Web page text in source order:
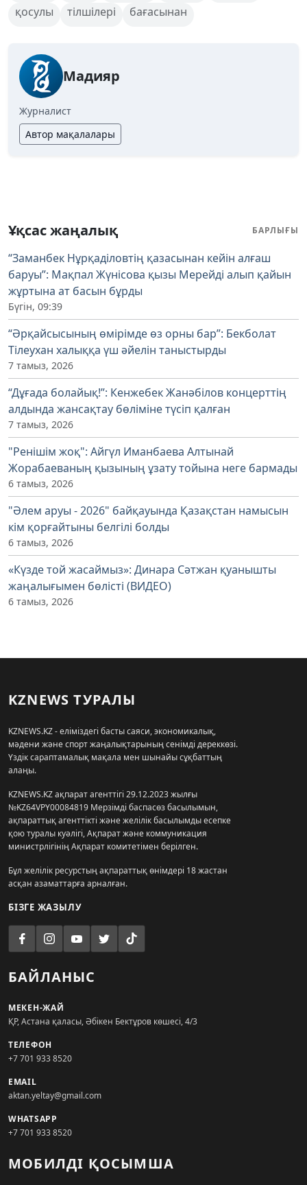
қосулы
тілшілері бағасынан
Мадияр
Журналист
Автор мақалалары
Ұқсас жаңалық БАРЛЫҒЫ
“Заманбек Нұрқаділовтің қазасынан кейін алғаш
баруы”: Мақпал Жүнісова қызы Мерейді алып қайын
жұртына ат басын бұрды
Бүгін, 09:39
“Әрқайсысының өмірімде өз орны бар”: Бекболат
Тілеухан халыққа үш әйелін таныстырды
7 тамыз, 2026
“Дұғада болайық!”: Кенжебек Жанәбілов концерттің
алдында жансақтау бөліміне түсіп қалған
7 тамыз, 2026
"Ренішім жоқ": Айгүл Иманбаева Алтынай
Жорабаеваның қызының ұзату тойына неге бармады
6 тамыз, 2026
"Әлем аруы - 2026" байқауында Қазақстан намысын
кім қорғайтыны белгілі болды
6 тамыз, 2026
«Күзде той жасаймыз»: Динара Сәтжан қуанышты
жаңалығымен бөлісті (ВИДЕО)
6 тамыз, 2026
KZNEWS ТУРАЛЫ
KZNEWS.KZ - еліміздегі басты саяси, экономикалық,
мәдени және спорт жаңалықтарының сенімді дереккөзі.
Үздік сараптамалық мақала мен шынайы сұқбаттың
алаңы.
KZNEWS.KZ ақпарат агенттігі 29.12.2023 жылғы
№KZ64VPY00084819 Мерзімді баспасөз басылымын,
ақпараттық агенттікті және желілік басылымды есепке
қою туралы куәлігі, Ақпарат және коммуникация
министрлігінің Ақпарат комитетімен берілген.
Бұл желілік ресурстың ақпараттық өнімдері 18 жастан
асқан азаматтарға арналған.
БІЗГЕ ЖАЗЫЛУ
БАЙЛАНЫС
МЕКЕН-ЖАЙ
ҚР, Астана қаласы, Әбікен Бектұров көшесі, 4/3
ТЕЛЕФОН
+7 701 933 8520
EMAIL
aktan.yeltay@gmail.com
WHATSAPP
+7 701 933 8520
МОБИЛДІ ҚОСЫМША